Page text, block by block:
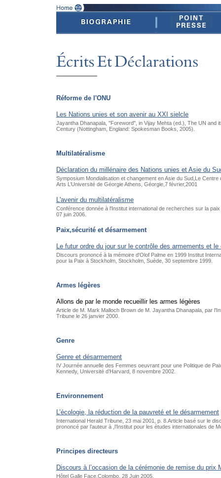
Réforme de l'ONU
Les Nations unies et son avenir au XXI sielcle
Jayantha Dhanapala, "Foreword", in Vijay Mehta (ed.), The UN and
Century (Nottingham, England: Spokesman Books, 2005).
Multilatéralisme
Déclaration du millénaire des Nations unies et Asie du
Symposium Mondialisation et changement en Asie du Sud,Le
Arts L’Université de Géorgie Athens, Géorgie,7 février,2001
L'avenir du multilatéralisme
Conférence donnée à l'Institut international de recherches sur la
07 juin 2006.
Paix,sécurité et désarmement
Le futur ordre du jour sur le contrôle des armements et le
Discours prononcé à la mémoire d'Olof Palme en 1999 Institut
pour la Paix à Stockholm, Stockholm, Suède, 30 septembre 1999.
Armes légères
Allons de par le monde recueillir les armes légères
Article de M. Mark Malloch Brown de M. Jayantha Dhanapala, par
Tribune le 26 janvier 2000.
Genre
Genre et désarmement
IV Journée annuelle des Femmes oeuvrant pour une Politique de
Kennedy, Université d’Harvard, 8 novembre 2002.
Environnement
L’écologie, la réduction de la pauvreté et le désarmement
International Herald Tribune, 23 mai 2001, p. 8.Article basé sur le
prononcé par l’auteur à ,l’Institut pour les études internationales de
Principes directeurs
Discours à l’occasion de la cérémonie de remise du prix
Hôtel Galle Face,Colombo, 28 Juin 2005.